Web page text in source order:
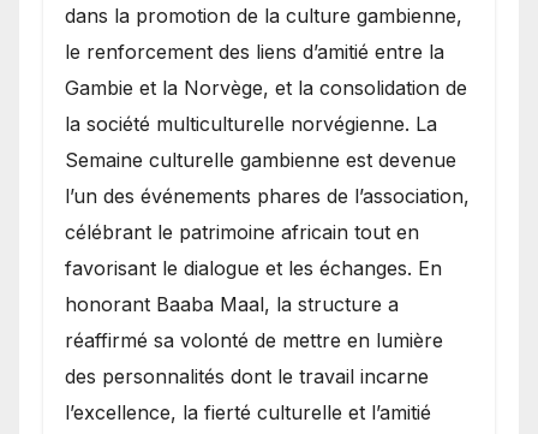
dans la promotion de la culture gambienne,
le renforcement des liens d’amitié entre la
Gambie et la Norvège, et la consolidation de
la société multiculturelle norvégienne. La
Semaine culturelle gambienne est devenue
l’un des événements phares de l’association,
célébrant le patrimoine africain tout en
favorisant le dialogue et les échanges. En
honorant Baaba Maal, la structure a
réaffirmé sa volonté de mettre en lumière
des personnalités dont le travail incarne
l’excellence, la fierté culturelle et l’amitié